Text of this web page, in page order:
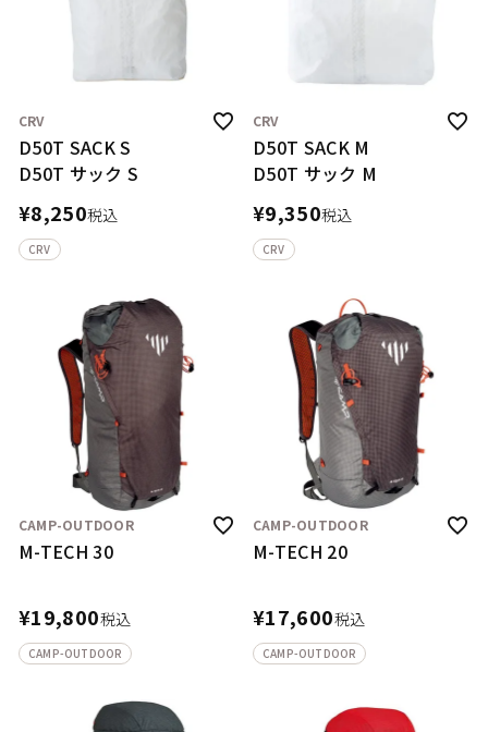
CRV
D50T SACK S
D50T サック S
¥8,250税込
CRV
CRV
D50T SACK M
D50T サック M
¥9,350税込
CRV
CAMP-OUTDOOR
M-TECH 30
¥19,800税込
CAMP-OUTDOOR
CAMP-OUTDOOR
M-TECH 20
¥17,600税込
CAMP-OUTDOOR